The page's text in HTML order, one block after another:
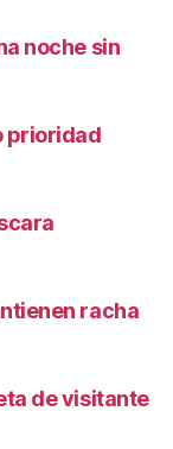
noche sin
prioridad
racha
de visitante